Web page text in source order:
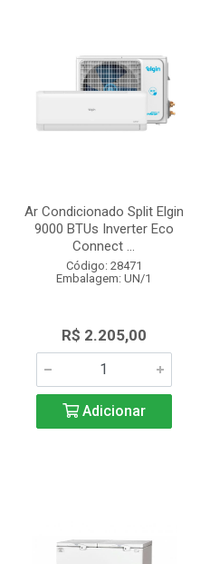
Ar Condicionado Split Elgin
9000 BTUs Inverter Eco
Connect ...
Código: 28471
Embalagem: UN/1
R$ 2.205,00
Adicionar